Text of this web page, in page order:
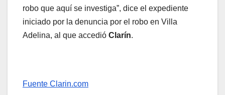
robo que aquí se investiga”, dice el expediente
iniciado por la denuncia por el robo en Villa
Adelina, al que accedió Clarín.
Fuente Clarin.com